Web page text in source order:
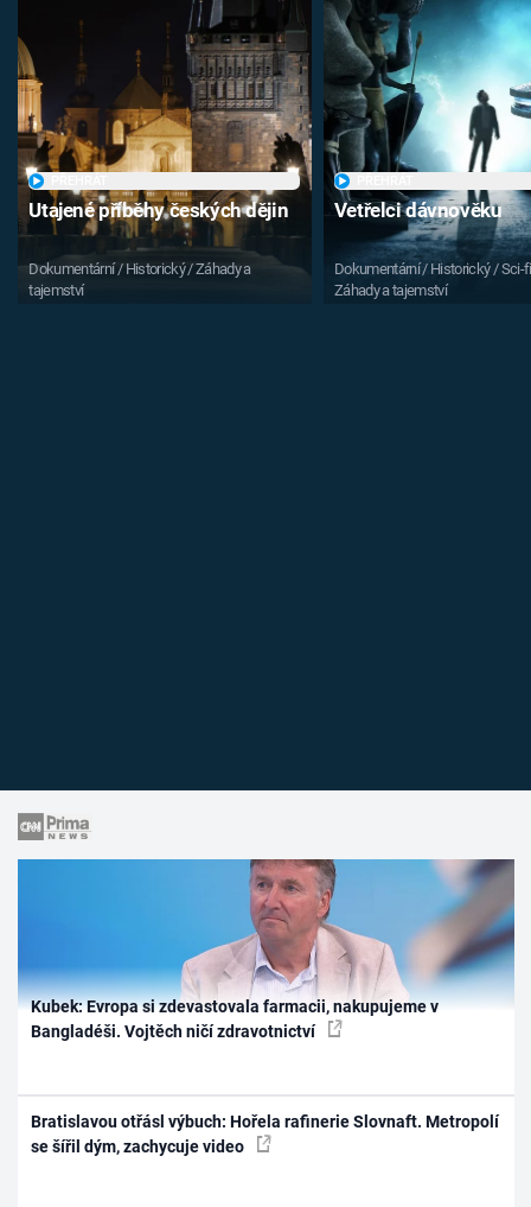
Utajené příběhy českých dějin
Dokumentární / Historický / Záhady a
tajemství
Vetřelci dávnověku
Dokumentární / Historický / Sci-
Záhady a tajemství
Kubek: Evropa si zdevastovala farmacii, nakupujeme v
Bangladéši. Vojtěch ničí zdravotnictví
Bratislavou otřásl výbuch: Hořela rafinerie Slovnaft. Metropolí
se šířil dým, zachycuje video